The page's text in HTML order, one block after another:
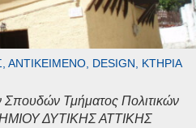
DESIGN, ΚΤΉΡΙΑ
Τμήματος Πολιτικών
ΔΥΤΙΚΗΣ ΑΤΤΙΚΗΣ